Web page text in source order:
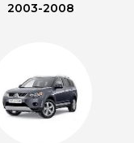
2003-2008